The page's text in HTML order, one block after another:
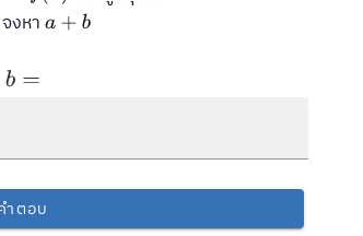
งหาa+b
ำตอบ